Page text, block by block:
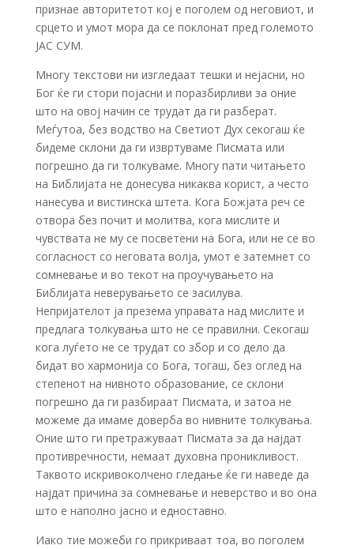
признае авторитетот кој е поголем од неговиот, и
срцето и умот мора да се поклонат пред големото
ЈАС СУМ.
Многу текстови ни изгледаат тешки и нејасни, но
Бог ќе ги стори појасни и поразбирливи за оние
што на овој начин се трудат да ги разберат.
Меѓутоа, без водство на Светиот Дух секогаш ќе
бидеме склони да ги извртуваме Писмата или
погрешно да ги толкуваме. Многу пати читањето
на Библијата не донесува никаква корист, а често
нанесува и вистинска штета. Кога Божјата реч се
отвора без почит и молитва, кога мислите и
чувствата не му се посветени на Бога, или не се во
согласност со неговата волја, умот е затемнет со
сомневање и во текот на проучувањето на
Библијата неверувањето се засилува.
Непријателот ја презема управата над мислите и
предлага толкувања што не се правилни. Секогаш
кога луѓето не се трудат со збор и со дело да
бидат во хармонија со Бога, тогаш, без оглед на
степенот на нивното образование, се склони
погрешно да ги разбираат Писмата, и затоа не
можеме да имаме доверба во нивните толкувања.
Оние што ги претражуваат Писмата за да најдат
противречности, немаат духовна проникливост.
Таквото искривоколчено гледање ќе ги наведе да
најдат причина за сомневање и неверство и во она
што е наполно јасно и едноставно.
Иако тие можеби го прикриваат тоа, во поголем